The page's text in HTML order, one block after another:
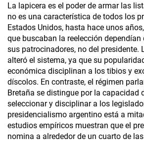
La lapicera es el poder de armar las
no es una característica de todos los
Estados Unidos, hasta hace unos
que buscaban la reelección dependían
sus patrocinadores, no del presidente.
alteró el sistema, ya que su
económica disciplinan a los tibios y
díscolos. En contraste, el régimen
Bretaña se distingue por la capacidad
seleccionar y disciplinar a los
presidencialismo argentino está a
estudios empíricos muestran que el
nomina a alrededor de un cuarto de